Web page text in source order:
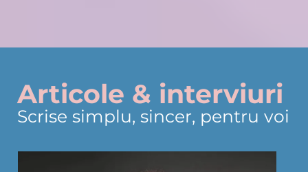
Articole & interviuri
Scrise simplu, sincer, pentru voi